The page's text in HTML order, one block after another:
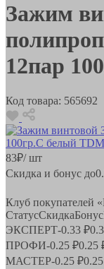
Зажим
12пар
Код товара: 565692
83₽/ шт
Скидка и бонус до
Клуб покупателей
СтатусСкидкаБонус
ЭКСПЕРТ-0.33 ₽
ПРОФИ-0.25 ₽0.25
МАСТЕР-0.25 ₽